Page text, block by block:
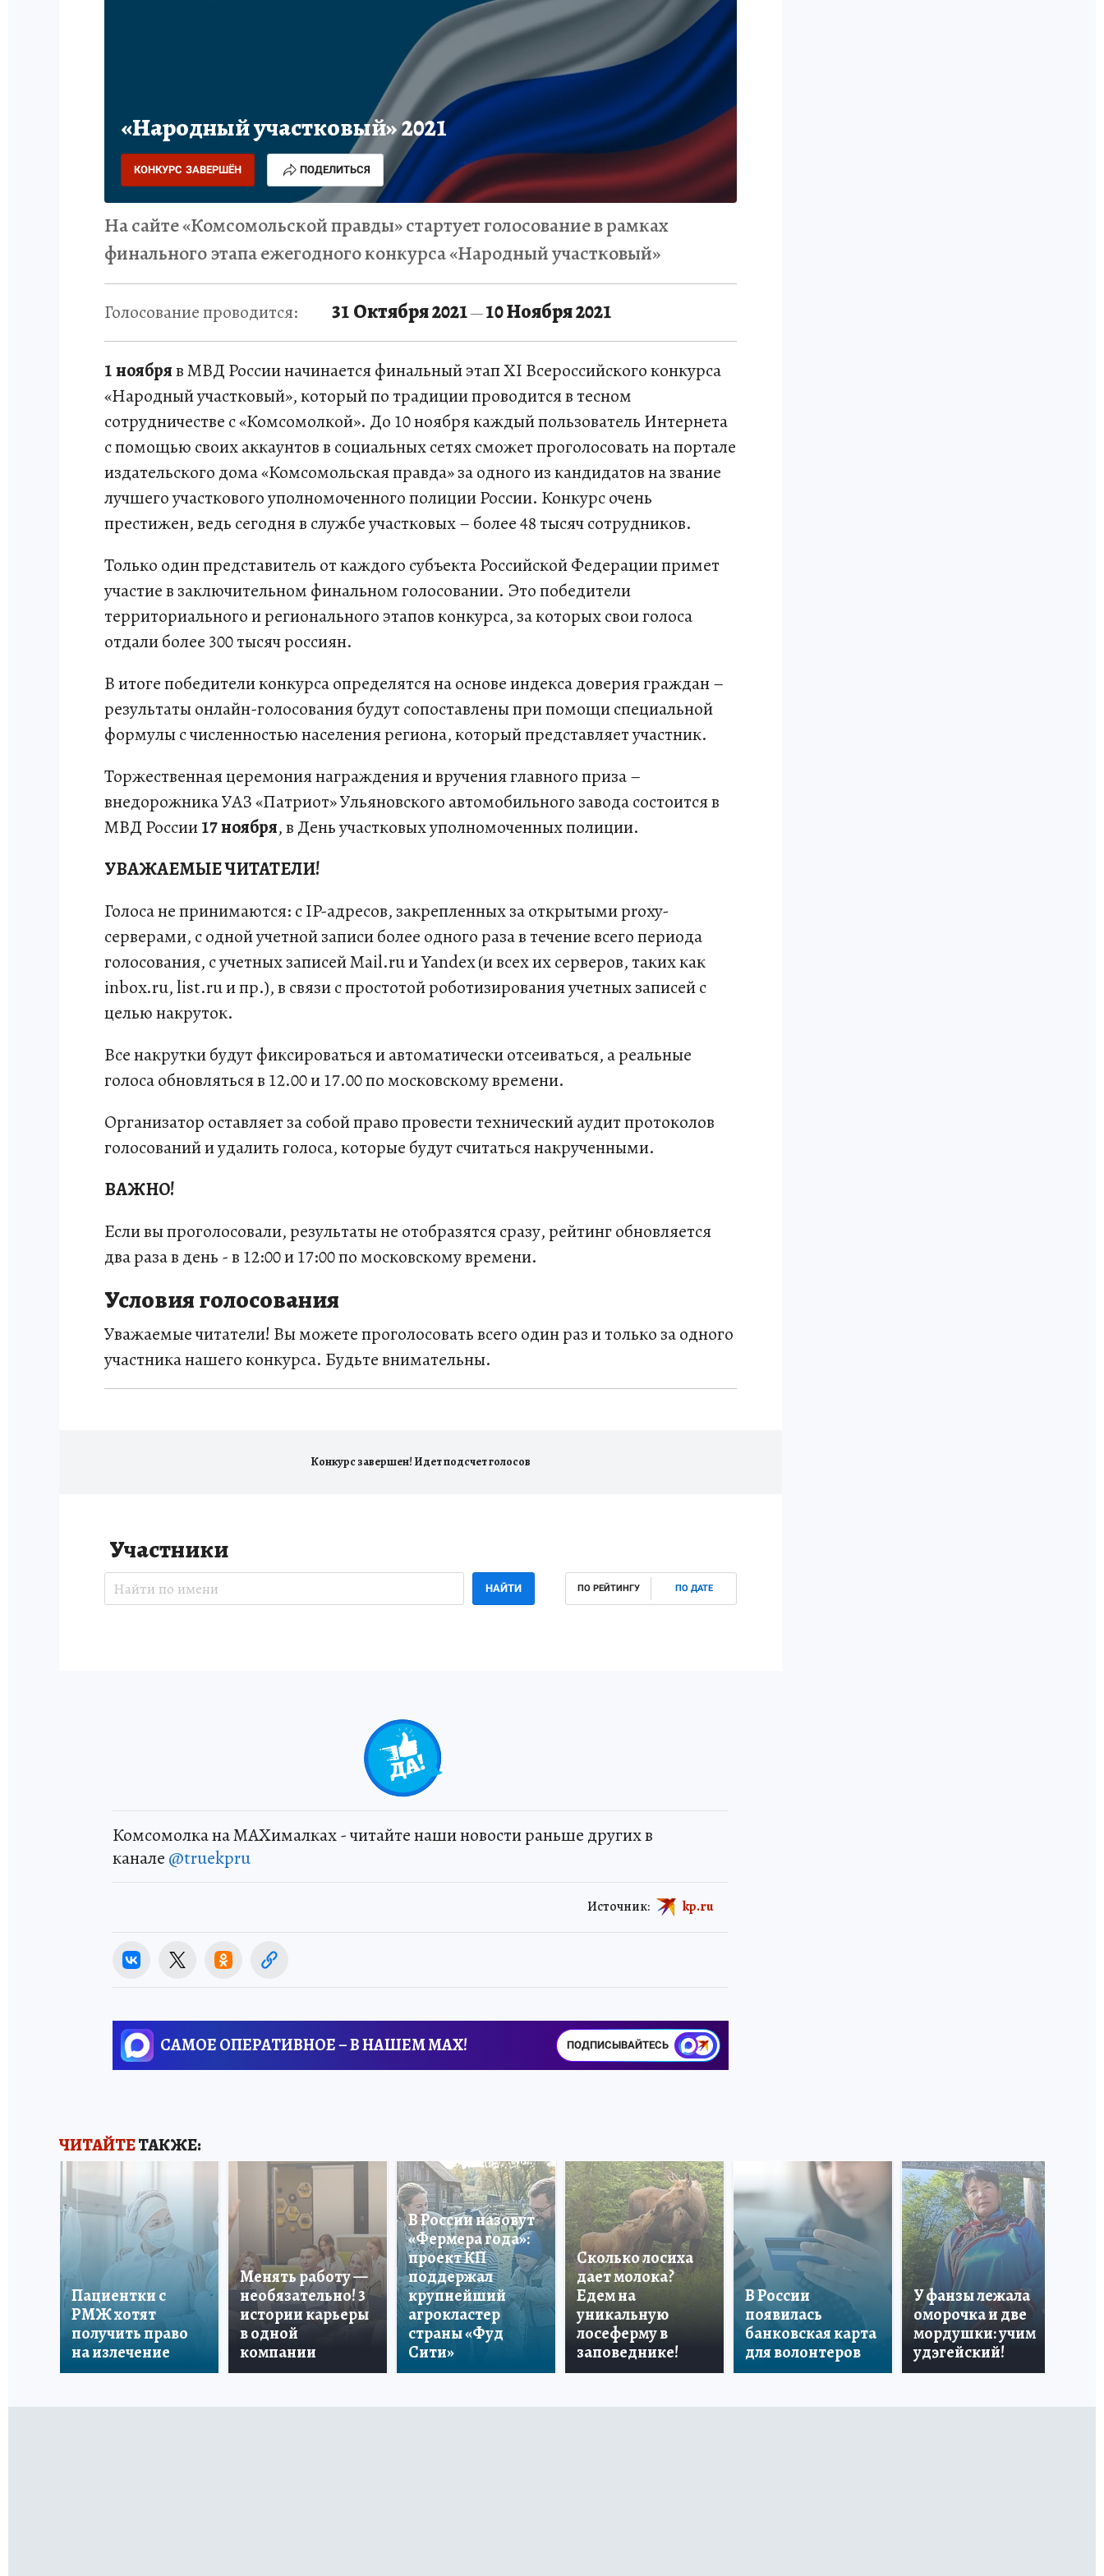
«Народный участковый» 2021
КОНКУРС ЗАВЕРШЁН ПОДЕЛИТЬСЯ
На сайте «Комсомольской правды» стартует голосование в рамках
финального этапа ежегодного конкурса «Народный участковый»
Голосование проводится: 31 Октября 2021—10 Ноября 2021
1 ноябряв МВД России начинается финальный этап XI Всероссийского конкурса
«Народный участковый», который по традиции проводится в тесном
сотрудничестве с «Комсомолкой». До 10 ноября каждый пользователь Интернета
с помощью своих аккаунтов в социальных сетях сможет проголосовать на портале
издательского дома «Комсомольская правда» за одного из кандидатов на звание
лучшего участкового уполномоченного полиции России. Конкурс очень
престижен, ведь сегодня в службе участковых – более 48 тысяч сотрудников.
Только один представитель от каждого субъекта Российской Федерации примет
участие в заключительном финальном голосовании. Это победители
территориального и регионального этапов конкурса, за которых свои голоса
отдали более 300 тысяч россиян.
В итоге победители конкурса определятся на основе индекса доверия граждан –
результаты онлайн-голосования будут сопоставлены при помощи специальной
формулы с численностью населения региона, который представляет участник.
Торжественная церемония награждения и вручения главного приза –
внедорожника УАЗ «Патриот» Ульяновского автомобильного завода состоится в
МВД России17 ноября, в День участковых уполномоченных полиции.
УВАЖАЕМЫЕ ЧИТАТЕЛИ!
Голоса не принимаются: с IP-адресов, закрепленных за открытыми proxy-
серверами, с одной учетной записи более одного раза в течение всего периода
голосования, с учетных записей Mail.ru и Yandex (и всех их серверов, таких как
inbox.ru, list.ru и пр.), в связи с простотой роботизирования учетных записей с
целью накруток.
Все накрутки будут фиксироваться и автоматически отсеиваться, а реальные
голоса обновляться в 12.00 и 17.00 по московскому времени.
Организатор оставляет за собой право провести технический аудит протоколов
голосований и удалить голоса, которые будут считаться накрученными.
ВАЖНО!
Если вы проголосовали, результаты не отобразятся сразу, рейтинг обновляется
два раза в день - в 12:00 и 17:00 по московскому времени.
Условия голосования
Уважаемые читатели! Вы можете проголосовать всего один раз и только за одного
участника нашего конкурса. Будьте внимательны.
Конкурс завершен! Идет подсчет голосов
Участники
НАЙТИ ПО РЕЙТИНГУ ПО ДАТЕ
Комсомолка на MAXималках - читайте наши новости раньше других в
канале @truekpru
Источник: kp.ru
САМОЕ ОПЕРАТИВНОЕ – В НАШЕМ MAX! ПОДПИСЫВАЙТЕСЬ
ЧИТАЙТЕТАКЖЕ:
Пациентки с
РМЖ хотят
получить право
на излечение
Менять работу —
необязательно! 3
истории карьеры
в одной
компании
В России назовут
«Фермера года»:
проект КП
поддержал
крупнейший
агрокластер
страны «Фуд
Сити»
Сколько лосиха
дает молока?
Едем на
уникальную
лосеферму в
заповеднике!
В России
появилась
банковская карта
для волонтеров
У фанзы лежала
оморочка и две
мордушки: учим
удэгейский!